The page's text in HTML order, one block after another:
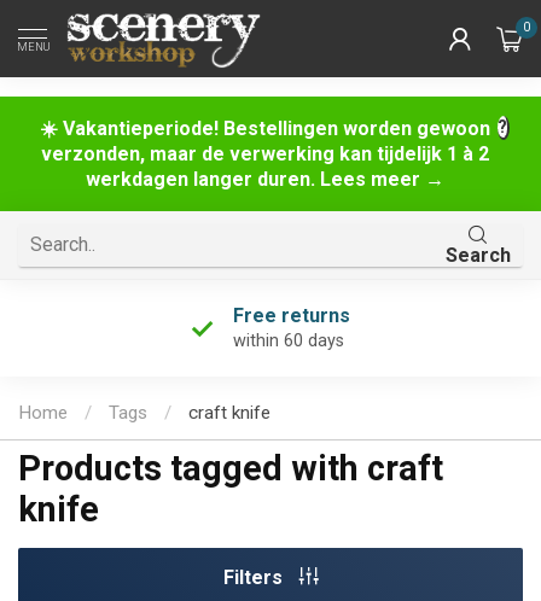
☀️ Vakantieperiode! Bestellingen worden gewoon
verzonden, maar de verwerking kan tijdelijk 1 à 2
werkdagen langer duren. Lees meer →
MENU
0
Search
Free returns
within 60 days
Home / Tags / craft knife
Products tagged with craft
knife
Filters